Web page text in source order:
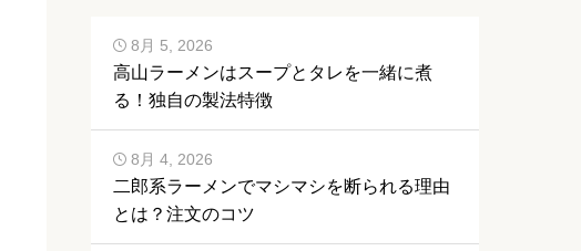
高山ラーメンはスープとタレを一緒に煮
る！独自の製法特徴
8月 5, 2026
二郎系ラーメンでマシマシを断られる理由
とは？注文のコツ
8月 4, 2026